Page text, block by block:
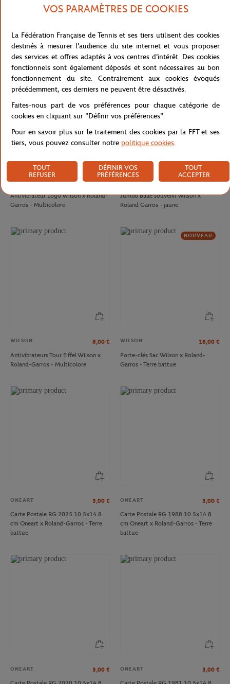
Jupe Ramasseuse femme Lacoste x
Roland-Garros - Blanc
T-shirt Performance homme Lacoste
x Roland-Garros - Vert
WILSON 8,00 €
Antivibrateur Logo Wilson x Roland-
Garros - Multicolore
WILSON 32,00 €
Jumbo Balle souvenir Wilson x
Roland Garros - jaune
WILSON 8,00 €
Antivibrateurs Tour Eiffel Wilson x
Roland-Garros - Multicolore
NOUVEAU
WILSON 18,00 €
Porte-clés Sac Wilson x Roland-
Garros - Terre battue
ONEART 3,00 €
Carte Postale RG 2025 10.5x14.8
cm Oneart x Roland-Garros - Terre
battue
ONEART 3,00 €
Carte Postale RG 1988 10.5x14.8
cm Oneart x Roland-Garros - Terre
battue
ONEART 3,00 €
ONEART 3,00 €
VOS PARAMÈTRES DE COOKIES
La Fédération Française de Tennis et ses tiers utilisent des cookies
destinés à mesurer l'audience du site internet et vous proposer
des services et offres adaptés à vos centres d'intérêt. Des cookies
fonctionnels sont également déposés et sont nécessaires au bon
fonctionnement du site. Contrairement aux cookies évoqués
précédemment, ces derniers ne peuvent être désactivés.
Faites-nous part de vos préférences pour chaque catégorie de
cookies en cliquant sur "Définir vos préférences".
Pour en savoir plus sur le traitement des cookies par la FFT et ses
tiers, vous pouvez consulter notre politique cookies.
TOUT
REFUSER
DÉFINIR VOS
PRÉFÉRENCES
TOUT
ACCEPTER